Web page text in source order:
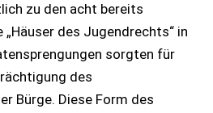
zu den acht bereits
des Jugendrechts“ in
sorgten für
des
Bürge. Diese Form des